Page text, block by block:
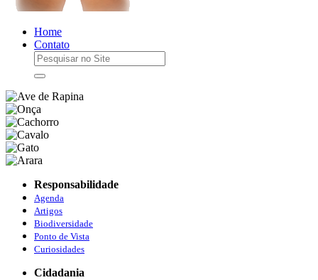
Home
Contato
Responsabilidade
Agenda
Artigos
Biodiversidade
Ponto de Vista
Curiosidades
Cidadania